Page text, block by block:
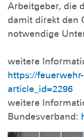
Arbeitgeber, die
damit direkt den
notwendige
weitere
https://
article_id=2296
weitere
Bundesverband: